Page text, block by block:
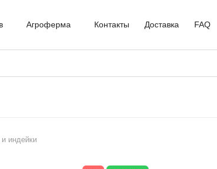
Агроферма Контакты Доставка FAQ
индейки